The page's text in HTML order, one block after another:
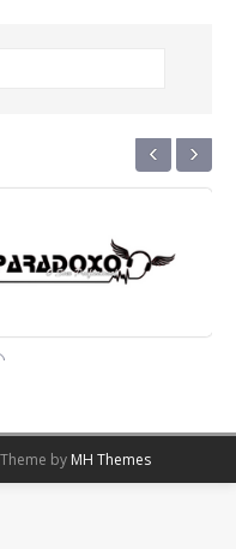
‹ ›
by MH Themes